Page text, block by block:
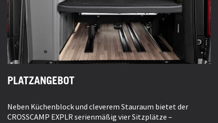
SCHLAFPLÄTZE
SITZPLÄTZE
ABMESSUNGEN
PLATZANGEBOT
Neben Küchenblock und cleverem Stauraum bietet der
CROSSCAMP EXPLR serienmäßig vier Sitzplätze –